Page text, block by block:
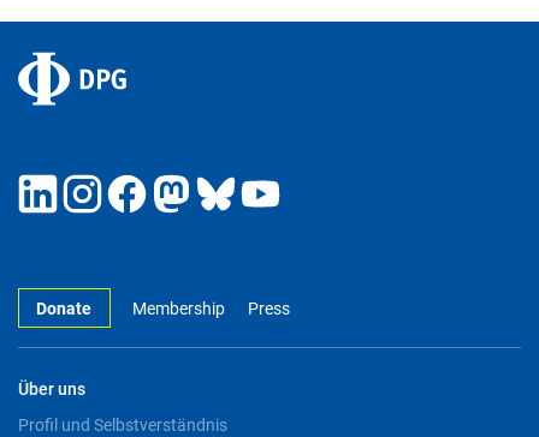
Donate Membership Press
Über uns
Profil und Selbstverständnis